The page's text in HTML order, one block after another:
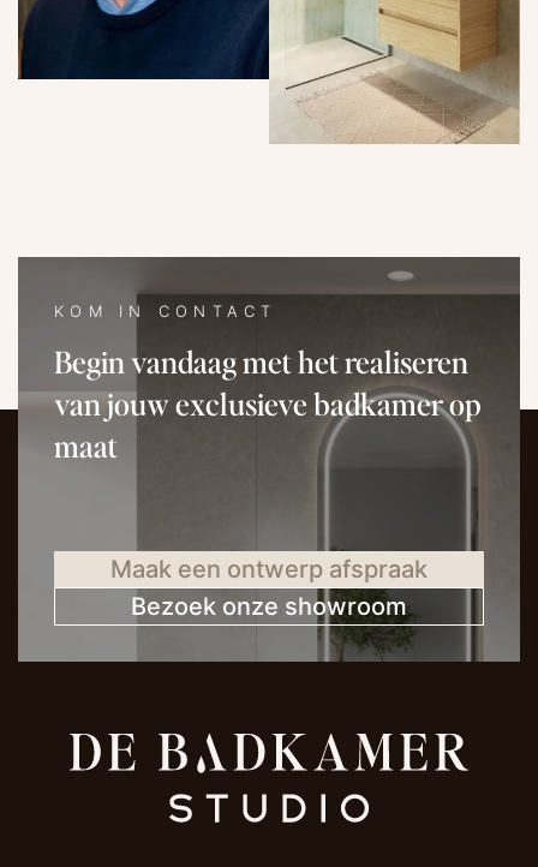
KOM IN CONTACT
Begin vandaag met het realiseren
van jouw exclusieve badkamer op
maat
Maak een ontwerp afspraak
Bezoek onze showroom